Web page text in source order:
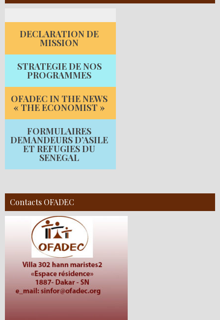
DECLARATION DE
MISSION
STRATEGIE DE NOS
PROGRAMMES
OFADEC IN THE NEWS
« THE ECONOMIST »
FORMULAIRES
DEMANDEURS D’ASILE
ET REFUGIES DU
SENEGAL
Contacts OFADEC